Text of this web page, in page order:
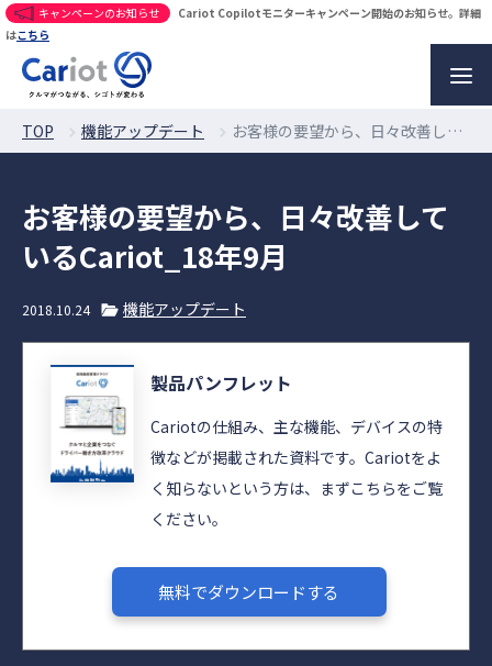
キャンペーンのお知らせ
Cariot Copilotモニターキャンペーン開始のお知らせ。詳細
はこちら
TOP 機能アップデート お客様の要望から、日々改善しているCariot_18年9月
お客様の要望から、日々改善して
いるCariot_18年9月
2018.10.24 機能アップデート
製品パンフレット
Cariotの仕組み、主な機能、デバイスの特
徴などが掲載された資料です。Cariotをよ
く知らないという方は、まずこちらをご覧
ください。
無料でダウンロードする